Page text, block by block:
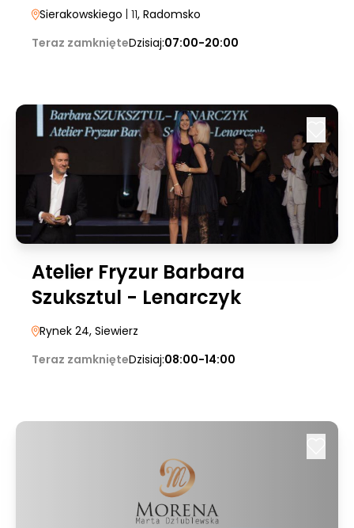
Sierakowskiego | 11, Radomsko
Teraz zamknięteDzisiaj:07:00-20:00
Atelier Fryzur Barbara
Szuksztul - Lenarczyk
Rynek 24, Siewierz
Teraz zamknięteDzisiaj:08:00-14:00